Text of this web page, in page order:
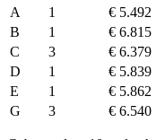
A
1 € 5.492
B
1 € 6.815
C
3 € 6.379
D
1 € 5.839
E
1 € 5.862
G
3 € 6.540